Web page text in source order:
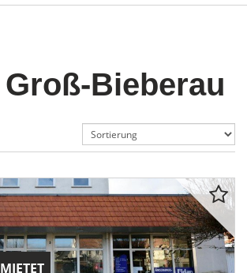
Bieberau